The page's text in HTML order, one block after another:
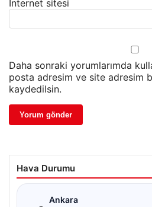
İnternet sitesi
Daha sonraki yorumlarımda
posta adresim ve site adresim
kaydedilsin.
Hava Durumu
Ankara